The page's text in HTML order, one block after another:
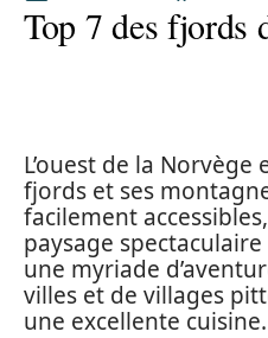
Top 7 des fjords
L’ouest de la
fjords et ses
facilement
paysage
une myriade
villes et de villages
une excellente cuisine.